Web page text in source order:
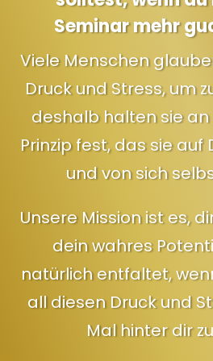
Seminar mehr
Viele Menschen
Druck und Stress, um
deshalb halten sie
Prinzip fest, das sie
und von sich
Unsere Mission ist es,
dein wahres
natürlich entfaltet,
all diesen Druck und
Mal hinter dir